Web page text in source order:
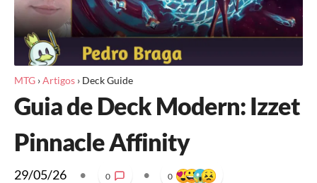
MTG ›Artigos › Deck Guide
Guia de Deck Modern: Izzet
Pinnacle Affinity
29/05/26 • 0 • 0